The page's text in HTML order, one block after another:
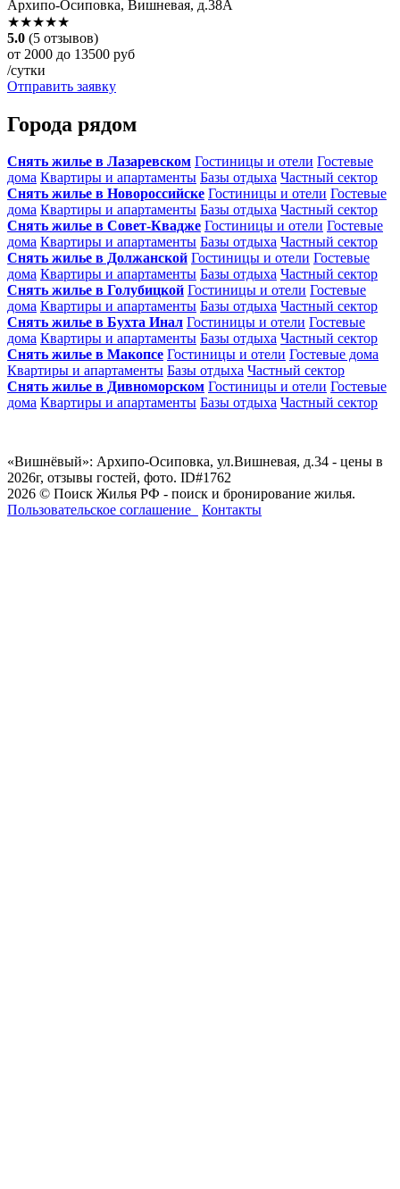
Архипо-Осиповка, Вишневая, д.38А
★★★★★
5.0 (5 отзывов)
от 2000 до 13500 руб
/сутки
Отправить заявку
Города рядом
Снять жилье в Лазаревском Гостиницы и отели Гостевые
дома Квартиры и апартаменты Базы отдыха Частный сектор
Снять жилье в Новороссийске Гостиницы и отели Гостевые
дома Квартиры и апартаменты Базы отдыха Частный сектор
Снять жилье в Совет-Квадже Гостиницы и отели Гостевые
дома Квартиры и апартаменты Базы отдыха Частный сектор
Снять жилье в Должанской Гостиницы и отели Гостевые
дома Квартиры и апартаменты Базы отдыха Частный сектор
Снять жилье в Голубицкой Гостиницы и отели Гостевые
дома Квартиры и апартаменты Базы отдыха Частный сектор
Снять жилье в Бухта Инал Гостиницы и отели Гостевые
дома Квартиры и апартаменты Базы отдыха Частный сектор
Снять жилье в Макопсе Гостиницы и отели Гостевые дома
Квартиры и апартаменты Базы отдыха Частный сектор
Снять жилье в Дивноморском Гостиницы и отели Гостевые
дома Квартиры и апартаменты Базы отдыха Частный сектор
«Вишнёвый»: Архипо-Осиповка, ул.Вишневая, д.34 - цены в
2026г, отзывы гостей, фото. ID#1762
2026 © Поиск Жилья РФ - поиск и бронирование жилья.
Пользовательское соглашение
Контакты